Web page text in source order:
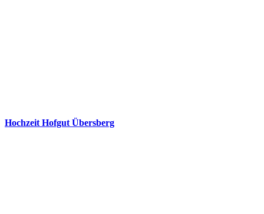
Hochzeit Hofgut Übersberg